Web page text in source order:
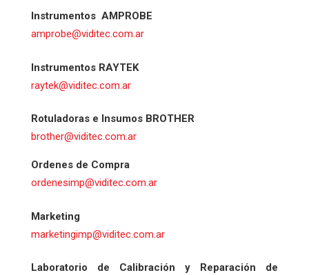
Instrumentos AMPROBE
amprobe@viditec.com.ar
Instrumentos RAYTEK
raytek@viditec.com.ar
Rotuladoras e Insumos BROTHER
brother@viditec.com.ar
Ordenes de Compra
ordenesimp@viditec.com.ar
Marketing
marketingimp@viditec.com.ar
Laboratorio de Calibración y Reparación de